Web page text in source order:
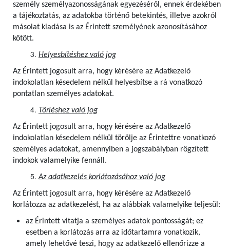
személy személyazonosságának egyezéséről, ennek érdekében
a tájékoztatás, az adatokba történő betekintés, illetve azokról
másolat kiadása is az Érintett személyének azonosításához
kötött.
Helyesbítéshez való jog
Az Érintett jogosult arra, hogy kérésére az Adatkezelő
indokolatlan késedelem nélkül helyesbítse a rá vonatkozó
pontatlan személyes adatokat.
Törléshez való jog
Az Érintett jogosult arra, hogy kérésére az Adatkezelő
indokolatlan késedelem nélkül törölje az Érintettre vonatkozó
személyes adatokat, amennyiben a jogszabályban rögzített
indokok valamelyike fennáll.
Az adatkezelés korlátozásához való jog
Az Érintett jogosult arra, hogy kérésére az Adatkezelő
korlátozza az adatkezelést, ha az alábbiak valamelyike teljesül:
az Érintett vitatja a személyes adatok pontosságát; ez
esetben a korlátozás arra az időtartamra vonatkozik,
amely lehetővé teszi, hogy az adatkezelő ellenőrizze a